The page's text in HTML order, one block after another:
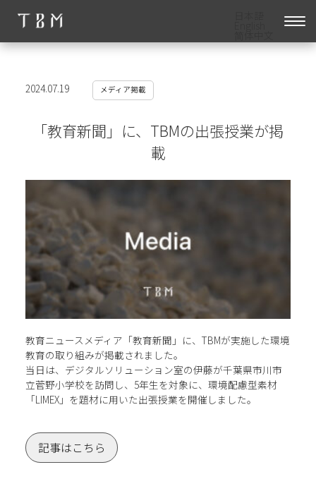
2024.07.19 メディア掲載
「教育新聞」に、TBMの出張授業が掲
載
教育ニュースメディア「教育新聞」に、TBMが実施した環境
教育の取り組みが掲載されました。
当日は、デジタルソリューション室の伊藤が千葉県市川市
立菅野小学校を訪問し、5年生を対象に、環境配慮型素材
「LIMEX」を題材に用いた出張授業を開催しました。
記事はこちら